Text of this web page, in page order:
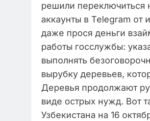
решили переключиться
аккаунты в Telegram
даже прося деньги
работы госслужбы:
выполнять
вырубку деревьев,
Деревья продолжают
виде острых нужд. Вот
Узбекистана на 16